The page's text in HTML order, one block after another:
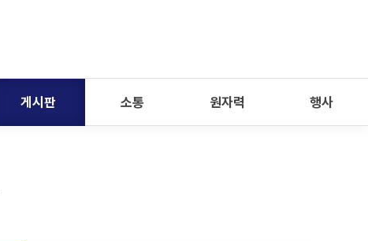
게시판 소통 원자력 행사